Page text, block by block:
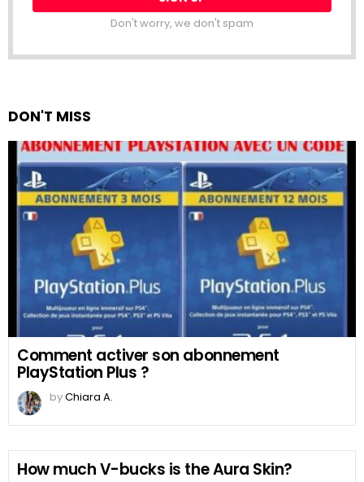
Don't worry, we don't spam
DON'T MISS
Comment activer son abonnement
PlayStation Plus ?
byChiara A.
How much V-bucks is the Aura Skin?